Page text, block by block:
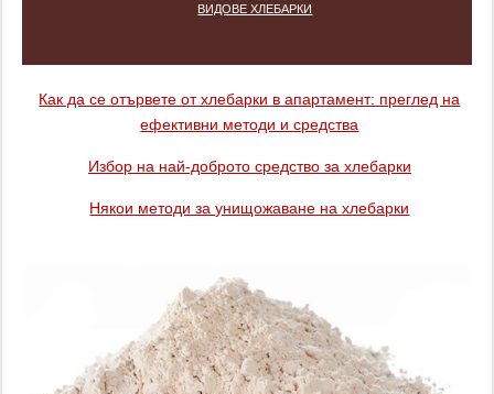
ВИДОВЕ ХЛЕБАРКИ
Как да се отървете от хлебарки в апартамент: преглед на
ефективни методи и средства
Избор на най-доброто средство за хлебарки
Някои методи за унищожаване на хлебарки